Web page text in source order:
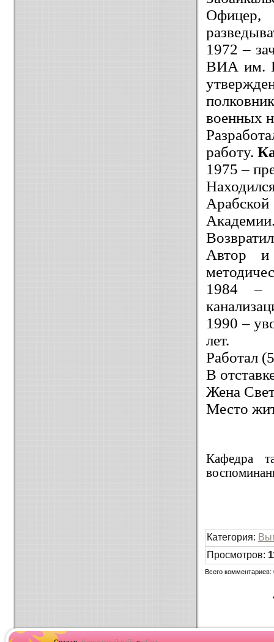
1972 –
ВИА им.
военных
работу.
1975 –
Автор и
1984 –
1990 –
лет.
Работал
В
Жена
Место
Кафедра
Категория:
Просмотров:
Всего комментариев: